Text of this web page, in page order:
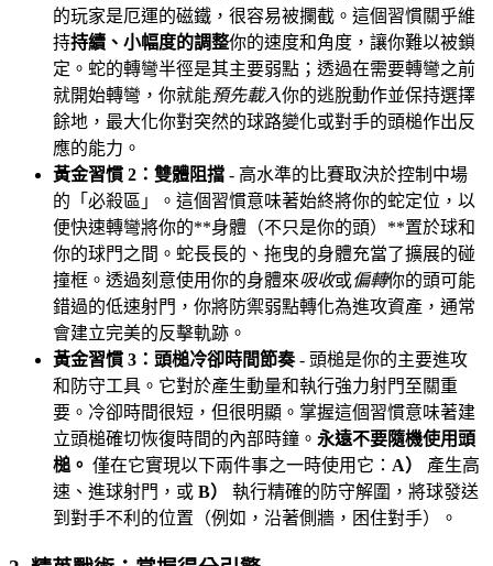
的玩家是厄運的磁鐵，很容易被攔截。這個習慣關乎維
持持續、小幅度的調整你的速度和角度，讓你難以被鎖
定。蛇的轉彎半徑是其主要弱點；透過在需要轉彎之前
就開始轉彎，你就能預先載入你的逃脫動作並保持選擇
餘地，最大化你對突然的球路變化或對手的頭槌作出反
應的能力。
黃金習慣 2：雙體阻擋 - 高水準的比賽取決於控制中場
的「必殺區」。這個習慣意味著始終將你的蛇定位，以
便快速轉彎將你的**身體（不只是你的頭）**置於球和
你的球門之間。蛇長長的、拖曳的身體充當了擴展的碰
撞框。透過刻意使用你的身體來吸收或偏轉你的頭可能
錯過的低速射門，你將防禦弱點轉化為進攻資產，通常
會建立完美的反擊軌跡。
黃金習慣 3：頭槌冷卻時間節奏- 頭槌是你的主要進攻
和防守工具。它對於產生動量和執行強力射門至關重
要。冷卻時間很短，但很明顯。掌握這個習慣意味著建
立頭槌確切恢復時間的內部時鐘。 永遠不要隨機使用頭
槌。 僅在它實現以下兩件事之一時使用它： A）
產生高
速、進球射門，或 B）
執行精確的防守解圍，將球發送
到對手不利的位置（例如，沿著側牆，困住對手）。